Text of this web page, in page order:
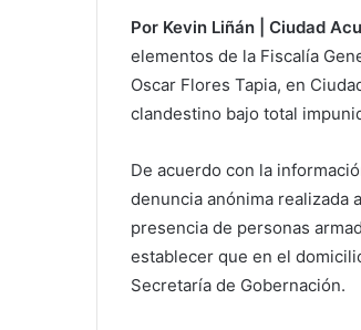
Por Kevin Liñán | Ciudad
elementos de la Fiscalía
Oscar Flores Tapia, en
clandestino bajo total
De acuerdo con la
denuncia anónima realizada
presencia de personas
establecer que en el
Secretaría de Gobernación.